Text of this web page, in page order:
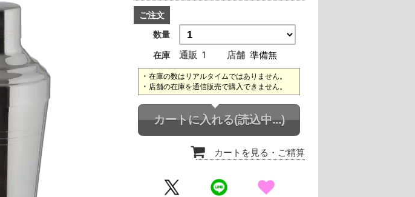
ご注文
数量
在庫
通販 1 店舗 準備無
在庫の数はリアルタイムではありません。
店舗の在庫を通信販売で購入できません。
カートに入れる(読込中...)
カートを見る ・ご精算